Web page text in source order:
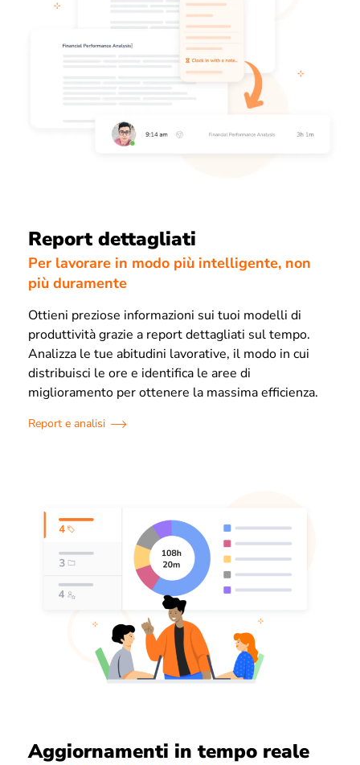
Report dettagliati
Per lavorare in modo più intelligente, non
più duramente
Ottieni preziose informazioni sui tuoi modelli di
produttività grazie a report dettagliati sul tempo.
Analizza le tue abitudini lavorative, il modo in cui
distribuisci le ore e identifica le aree di
miglioramento per ottenere la massima efficienza.
Report e analisi
Aggiornamenti in tempo reale